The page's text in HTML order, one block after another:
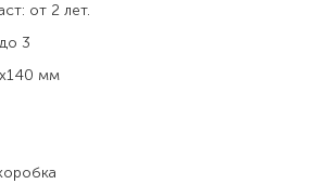
от 2 лет.
3
мм